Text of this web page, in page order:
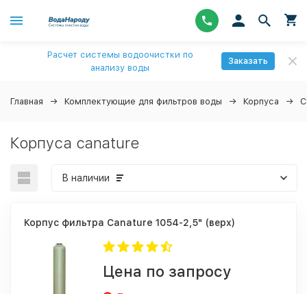
Расчет системы водоочистки по
анализу воды
Заказать
Главная Комплектующие для фильтров воды Корпуса
Корпуса canature
В наличии
Корпус фильтра Canature 1054-2,5" (верх)
Цена по запросу